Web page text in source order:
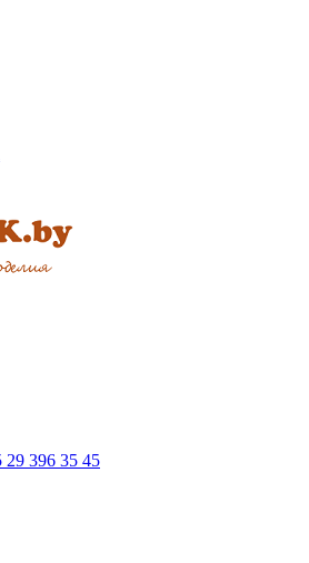
396 35 45